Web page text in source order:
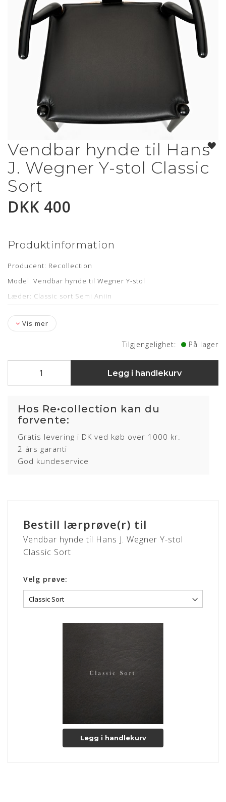
Gå
til
begynnelsen
av
bildegalleri
Vendbar hynde til Hans
J. Wegner Y-stol Classic
Sort
DKK 400
Produktinformation
Producent: Recollection
Model: Vendbar hynde til Wegner Y-stol
Læder: Classic sort Semi Aniin
Semi anilin læder har fået en ganske let
overfladebehandling, hvilket bidrager til en højere slidstyrke
og lysægthed end den rene anilin læder.
Huden kendetegnes ved det flotte naturlige udseende, men
samtidig med en stærk finish.
og brugervenlighed.
CLASSIC
CLASSIC læder er nem og praktisk og kræver næsten ingen
vedligehold.
Dybere naturmærker (fedtstriber & lign. fra dyret kan
forekomme).
Læs mere om pleje og vedligeholdelse her
Vis mer
Tilgjengelighet: På lager
Legg i handlekurv
Hos Re•collection kan du
forvente:
Gratis levering i DK ved køb over 1000 kr.
2 års garanti
God kundeservice
Bestill lærprøve(r) til
Vendbar hynde til Hans J. Wegner Y-stol
Classic Sort
Velg prøve:
Legg i handlekurv